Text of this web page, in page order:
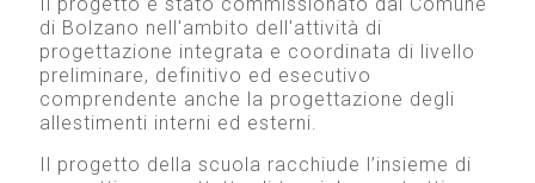
di Bolzano nell'ambito dell'attività di
progettazione integrata e coordinata di livello
preliminare, definitivo ed esecutivo
comprendente anche la progettazione degli
allestimenti interni ed esterni.
Il progetto della scuola racchiude l’insieme di